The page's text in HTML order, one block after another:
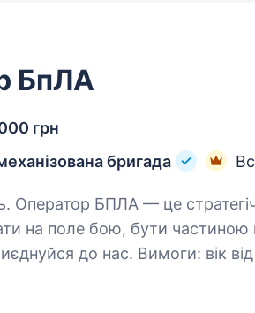
БпЛА
грн
бригада
на поле бою, бути частиною
нас. Вимоги: вік від 20 до 35 років